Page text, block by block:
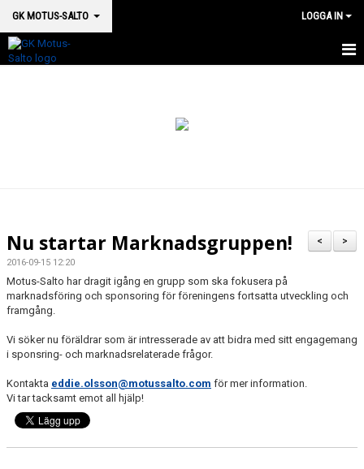
GK MOTUS-SALTO LOGGA IN
VÅRA HALLAR & LOKALER
GRUPPSTRUKTUR
ARKIV
>
<
Nu startar Marknadsgruppen!
2016-09-15 12:20
Motus-Salto har dragit igång en grupp som ska fokusera på
marknadsföring och sponsoring för föreningens fortsatta utveckling och
framgång.
Vi söker nu föräldrar som är intresserade av att bidra med sitt engagemang
i sponsring- och marknadsrelaterade frågor.
Kontakta eddie.olsson@motussalto.com för mer information.
Vi tar tacksamt emot all hjälp!